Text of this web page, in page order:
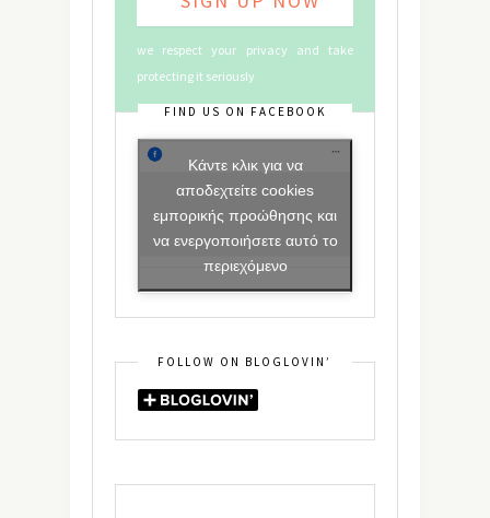
we respect your privacy and take
protecting it seriously
FIND US ON FACEBOOK
Κάντε κλικ για να
αποδεχτείτε cookies
εμπορικής προώθησης και
να ενεργοποιήσετε αυτό το
περιεχόμενο
FOLLOW ON BLOGLOVIN’